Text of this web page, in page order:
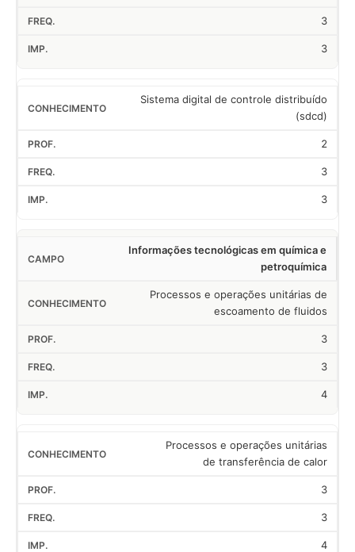
3
3
Sistema digital de controle distribuído
(sdcd)
2
3
3
Informações tecnológicas em química e
petroquímica
Processos e operações unitárias de
escoamento de fluidos
3
3
4
Processos e operações unitárias
de transferência de calor
3
3
4